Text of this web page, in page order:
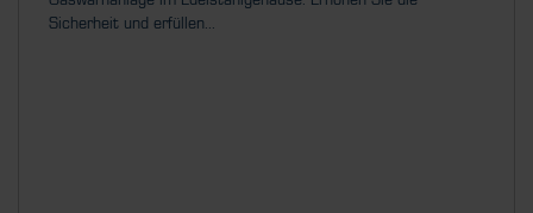
Sicherheit und erfüllen...